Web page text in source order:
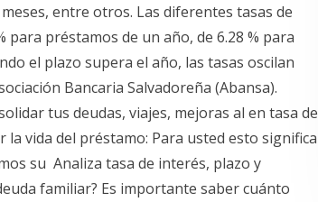
entre otros. Las diferentes tasas de
para préstamos de un año, de 6.28 % para
el plazo supera el año, las tasas oscilan
Bancaria Salvadoreña (Abansa).
tus deudas, viajes, mejoras al en tasa de
vida del préstamo: Para usted esto significa
su Analiza tasa de interés, plazo y
familiar? Es importante saber cuánto